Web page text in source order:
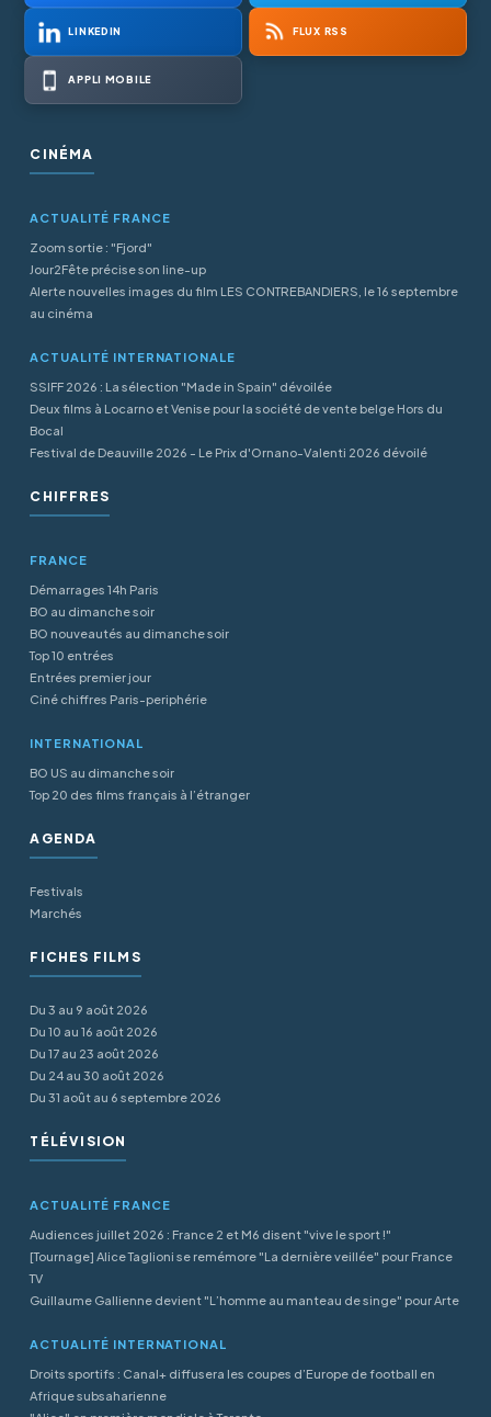
LINKEDIN FLUX RSS
APPLI MOBILE
CINÉMA
ACTUALITÉ FRANCE
Zoom sortie : "Fjord"
Jour2Fête précise son line-up
Alerte nouvelles images du film LES CONTREBANDIERS, le 16 septembre
au cinéma
ACTUALITÉ INTERNATIONALE
SSIFF 2026 : La sélection "Made in Spain" dévoilée
Deux films à Locarno et Venise pour la société de vente belge Hors du
Bocal
Festival de Deauville 2026 - Le Prix d'Ornano-Valenti 2026 dévoilé
CHIFFRES
FRANCE
Démarrages 14h Paris
BO au dimanche soir
BO nouveautés au dimanche soir
Top 10 entrées
Entrées premier jour
Ciné chiffres Paris-periphérie
INTERNATIONAL
BO US au dimanche soir
Top 20 des films français à l’étranger
AGENDA
Festivals
Marchés
FICHES FILMS
Du 3 au 9 août 2026
Du 10 au 16 août 2026
Du 17 au 23 août 2026
Du 24 au 30 août 2026
Du 31 août au 6 septembre 2026
TÉLÉVISION
ACTUALITÉ FRANCE
Audiences juillet 2026 : France 2 et M6 disent "vive le sport !"
[Tournage] Alice Taglioni se remémore "La dernière veillée" pour France
TV
Guillaume Gallienne devient "L’homme au manteau de singe" pour Arte
ACTUALITÉ INTERNATIONAL
Droits sportifs : Canal+ diffusera les coupes d’Europe de football en
Afrique subsaharienne